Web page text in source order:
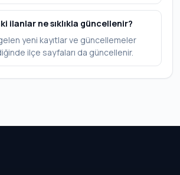
ilanlar ne sıklıkla güncellenir?
yeni kayıtlar ve güncellemeler
ilçe sayfaları da güncellenir.